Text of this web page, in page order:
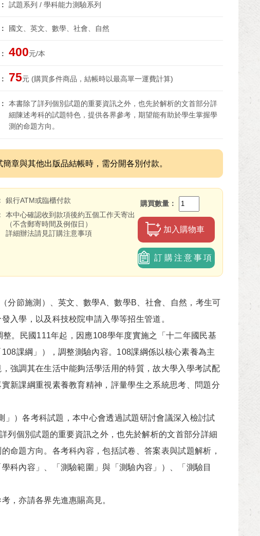
試題系列 / 學科能力測驗系列
國文、英文、數學、社會、自然
400元/本
75元 (購買多件商品，結帳時以最高單一運費計算)
本書除了詳列個別試題的重要資訊之外，也先於解析的文首部分詳
細陳述考科的試題特色，提供各界參考，期望能有助於學生掌握學
測的命題方向。
簡章與其他出版品結帳時，需分開各別付款。
銀行ATM或臨櫃付款
本中心確認收到款項後約五個工作天寄出
（不含郵寄時間及例假日）
詳細辦法請見訂購注意事項
購買數量
加入購物車
訂購注意事項
節施測）、英文、數學A、數學B、社會、自然，考生可
入學，以及科技校院申請入學等招生管道。
民國111年起，因應108學年度實施之「十二年國民基
課綱」），調整測驗內容。108課綱係以核心素養為主
強調其在生活中能夠活學活用的特質，故大學入學考試配
新課綱重視素養教育精神，評量學生之系統思考、問題分
）各考科試題，本中心會透過試題研討會議深入檢討試
列個別試題的重要資訊之外，也先於解析的文首部分詳細
命題方向。各考科內容，包括試卷、答案表與試題解析，
科內容」、「測驗範圍」與「測驗內容」）、「測驗目
亦請各界先進惠賜高見。